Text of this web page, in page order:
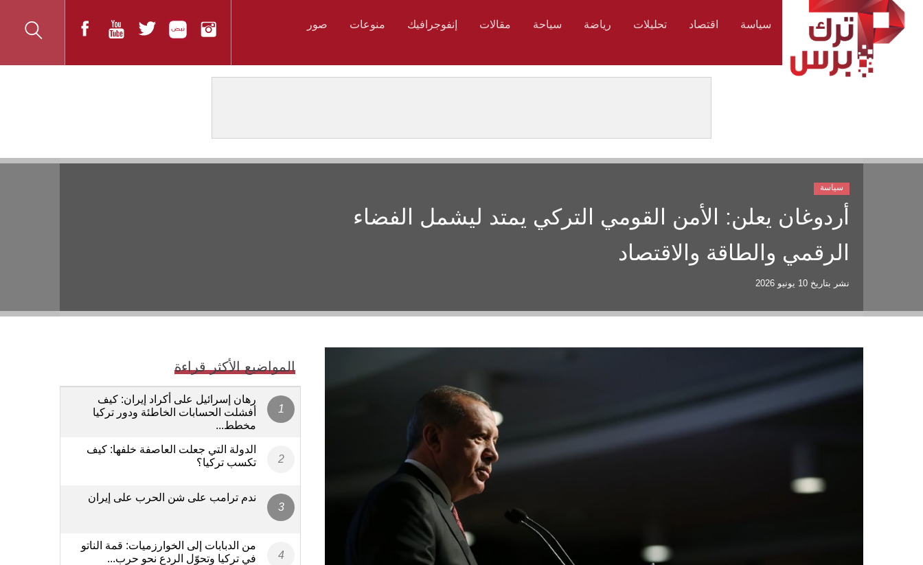
سياسة اقتصاد تحليلات رياضة سياحة مقالات إنفوجرافيك منوعات صور
أردوغان يعلن: الأمن القومي التركي يمتد ليشمل الفضاء
الرقمي والطاقة والاقتصاد
نشر بتاريخ 10 يونيو 2026
سياسة
المواضيع الأكثر قراءة
رهان إسرائيل على أكراد إيران: كيف
أفشلت الحسابات الخاطئة ودور تركيا
مخطط...
الدولة التي جعلت العاصفة خلفها: كيف
تكسب تركيا؟
ندم ترامب على شن الحرب على إيران
من الدبابات إلى الخوارزميات: قمة الناتو
في تركيا وتحوّل الردع نحو حرب...